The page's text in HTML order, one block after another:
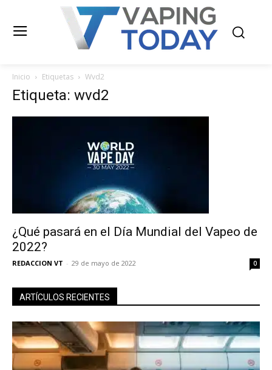
Inicio Etiquetas Wvd2
Etiqueta: wvd2
¿Qué pasará en el Día Mundial del Vapeo de
2022?
REDACCION VT - 29 de mayo de 2022 0
ARTÍCULOS RECIENTES